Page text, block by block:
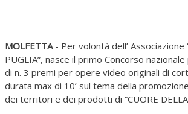
MOLFETTA- Per volontà dell’ Associazione
PUGLIA”, nasce il primo Concorso
di n. 3 premi per opere video originali di
durata max di 10’ sul tema della
dei territori e dei prodotti di “CUORE DELLA